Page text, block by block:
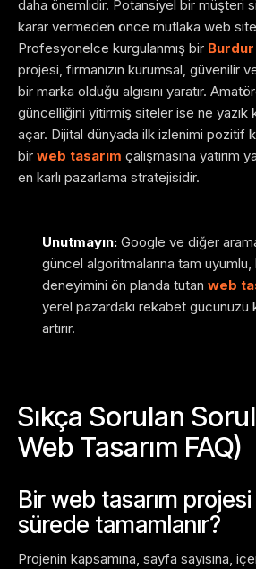
daha önemlidir. Potansiyel bir müşteri
karar vermeden önce mutlaka web
Profesyonelce kurgulanmış bir Burdur
projesi, firmanızın kurumsal, güvenilir
bir marka olduğu algısını yaratır.
güncelliğini yitirmiş siteler ise ne yazık
açar. Dijital dünyada ilk izlenimi pozitif
bir web tasarım çalışmasına yatırım
en karlı pazarlama stratejisidir.
Unutmayın: Google ve diğer
güncel algoritmalarına tam uyumlu,
deneyimini ön planda tutan web
yerel pazardaki rekabet gücünüzü
artırır.
Sıkça Sorulan
Web Tasarım FAQ)
Bir web tasarım
sürede tamamlanır?
Projenin kapsamına, sayfa sayısına,